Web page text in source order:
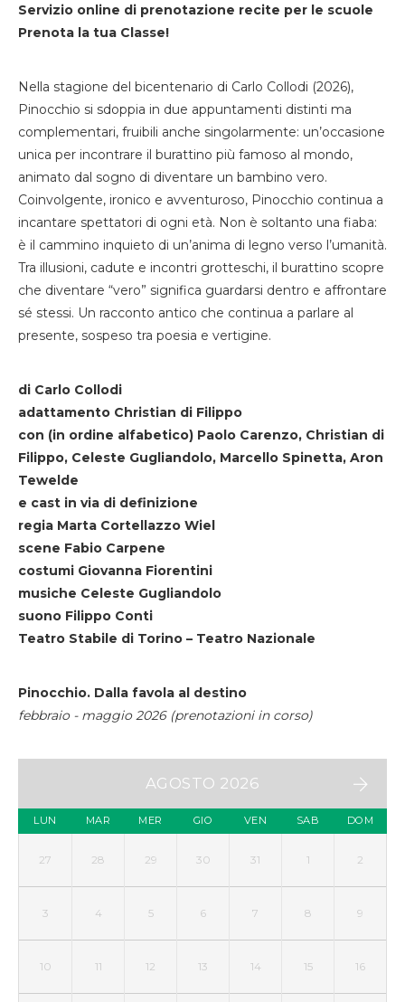
Servizio online di prenotazione recite per le scuole
Prenota la tua Classe!
Nella stagione del bicentenario di Carlo Collodi (2026),
Pinocchio si sdoppia in due appuntamenti distinti ma
complementari, fruibili anche singolarmente: un’occasione
unica per incontrare il burattino più famoso al mondo,
animato dal sogno di diventare un bambino vero.
Coinvolgente, ironico e avventuroso, Pinocchio continua a
incantare spettatori di ogni età. Non è soltanto una fiaba:
è il cammino inquieto di un’anima di legno verso l’umanità.
Tra illusioni, cadute e incontri grotteschi, il burattino scopre
che diventare “vero” significa guardarsi dentro e affrontare
sé stessi. Un racconto antico che continua a parlare al
presente, sospeso tra poesia e vertigine.
di Carlo Collodi
adattamento Christian di Filippo
con (in ordine alfabetico) Paolo Carenzo, Christian di
Filippo, Celeste Gugliandolo, Marcello Spinetta, Aron
Tewelde
e cast in via di definizione
regia Marta Cortellazzo Wiel
scene Fabio Carpene
costumi Giovanna Fiorentini
musiche Celeste Gugliandolo
suono Filippo Conti
Teatro Stabile di Torino – Teatro Nazionale
Pinocchio. Dalla favola al destino
febbraio - maggio 2026 (prenotazioni in corso)
AGOSTO 2026
LUN MAR MER GIO VEN SAB DOM
27 28 29 30 31 1 2
3 4 5 6 7 8 9
10 11 12 13 14 15 16